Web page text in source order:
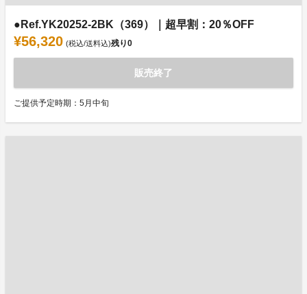
●Ref.YK20252-2BK（369）｜超早割：20％OFF
¥56,320 (税込/送料込)残り0
販売終了
ご提供予定時期：5月中旬